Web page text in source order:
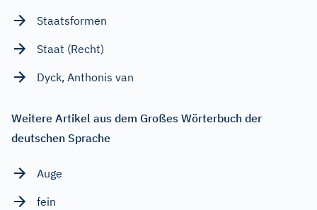
Staatsformen
Staat (Recht)
Dyck, Anthonis van
Weitere Artikel aus dem Großes Wörterbuch der
deutschen Sprache
Auge
fein